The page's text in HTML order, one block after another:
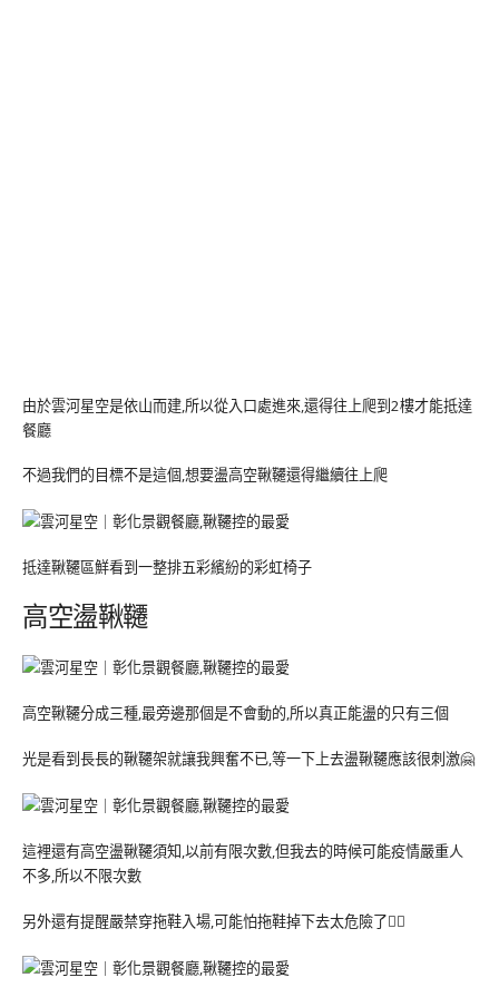
由於雲河星空是依山而建,所以從入口處進來,還得往上爬到2樓才能抵達
餐廳
不過我們的目標不是這個,想要盪高空鞦韆還得繼續往上爬
抵達鞦韆區鮮看到一整排五彩繽紛的彩虹椅子
高空盪鞦韆
高空鞦韆分成三種,最旁邊那個是不會動的,所以真正能盪的只有三個
光是看到長長的鞦韆架就讓我興奮不已,等一下上去盪鞦韆應該很刺激🤗
這裡還有高空盪鞦韆須知,以前有限次數,但我去的時候可能疫情嚴重人
不多,所以不限次數
另外還有提醒嚴禁穿拖鞋入場,可能怕拖鞋掉下去太危險了🙅‍♀️